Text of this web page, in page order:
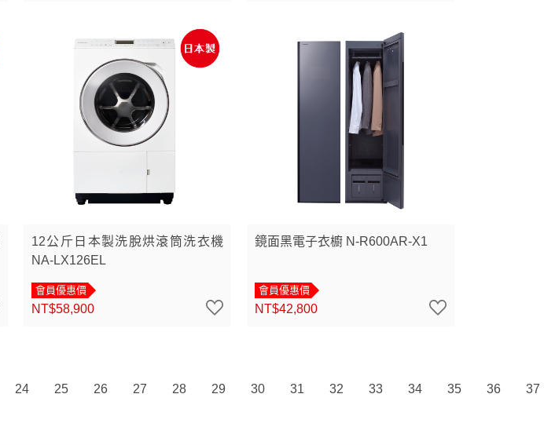
12公斤日本製洗脫烘滾筒洗衣機
NA-LX126EL
會員優惠價
NT$58,900
鏡面黑電子衣櫥 N-R600AR-X1
會員優惠價
NT$42,800
24 25 26 27 28 29 30 31 32 33 34 35 36 37